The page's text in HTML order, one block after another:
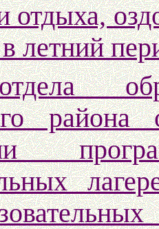
отдыха,
летний